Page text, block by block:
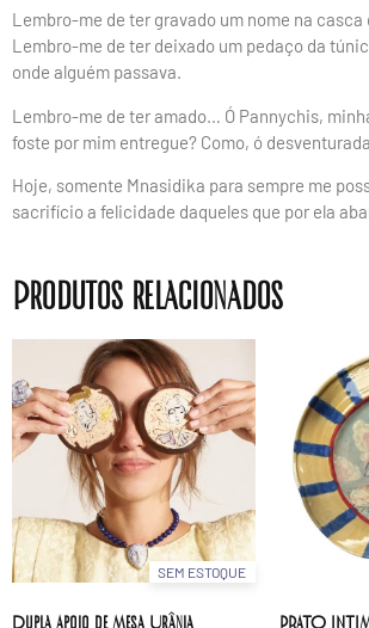
Lembro-me de ter gravado um nome na casca
Lembro-me de ter deixado um pedaço da
onde alguém passava.
Lembro-me de ter amado… Ó Pannychis,
foste por mim entregue? Como, ó
Hoje, somente Mnasidika para sempre me
sacrifício a felicidade daqueles que por ela
Produtos relacionados
SEM ESTOQUE
Dupla Apoio de Mesa Urânia PRATO